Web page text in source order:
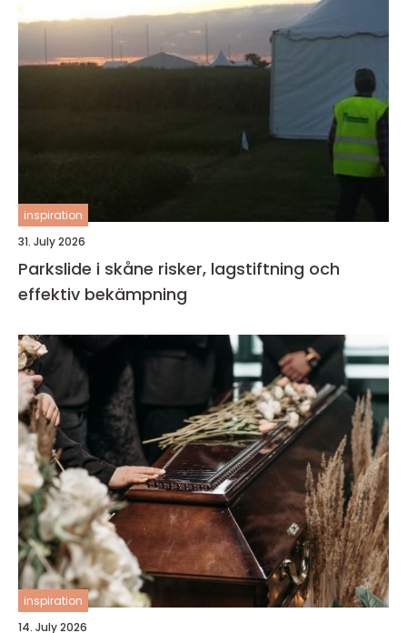
inspiration
31. July 2026
Parkslide i skåne risker, lagstiftning och
effektiv bekämpning
inspiration
14. July 2026